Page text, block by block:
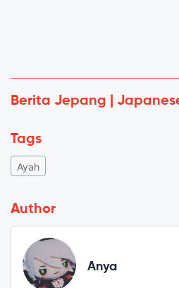
Berita Jepang |
Tags
Ayah
Author
Anya